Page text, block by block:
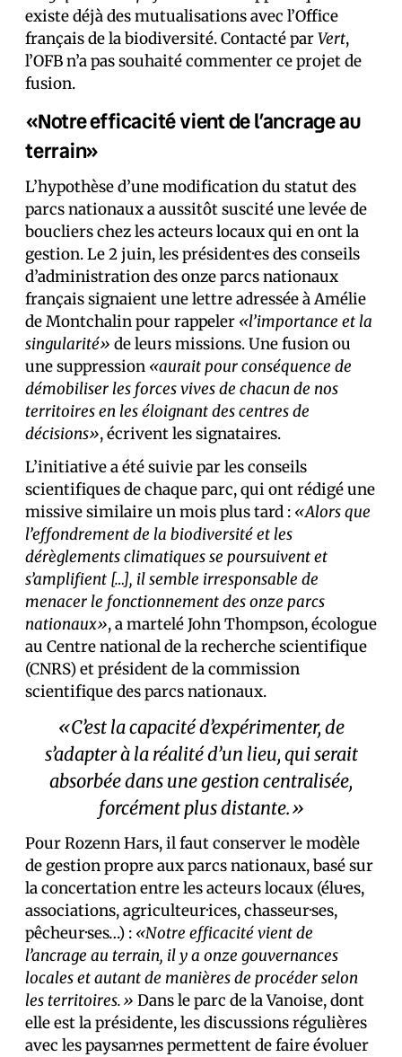
existe déjà des mutualisations avec l’Office
français de la biodiversité. Contacté parVert,
l’OFB n’a pas souhaité commenter ce projet de
fusion.
«Notre efficacité vient de l’ancrage au
terrain»
L’hypothèse d’une modification du statut des
parcs nationaux a aussitôt suscité une levée de
boucliers chez les acteurs locaux qui en ont la
gestion. Le 2 juin, les président·es des conseils
d’administration des onze parcs nationaux
français signaient une lettre adressée à Amélie
de Montchalin pour rappeler «l’importance et la
singularité» de leurs missions. Une fusion ou
une suppression «aurait pour conséquence de
démobiliser les forces vives de chacun de nos
territoires en les éloignant des centres de
décisions», écrivent les signataires.
L’initiative a été suivie par les conseils
scientifiques de chaque parc, qui ont rédigé une
missive similaire un mois plus tard : «Alors que
l’effondrement de la biodiversité et les
dérèglements climatiques se poursuivent et
s’amplifient […], il semble irresponsable de
menacer le fonctionnement des onze parcs
nationaux», a martelé John Thompson, écologue
au Centre national de la recherche scientifique
(CNRS) et président de la commission
scientifique des parcs nationaux.
«C’est la capacité d’expérimenter, de
s’adapter à la réalité d’un lieu, qui serait
absorbée dans une gestion centralisée,
forcément plus distante.»
Pour Rozenn Hars, il faut conserver le modèle
de gestion propre aux parcs nationaux, basé sur
la concertation entre les acteurs locaux (élu·es,
associations, agriculteur·ices, chasseur·ses,
pêcheur·ses…) : «Notre efficacité vient de
l’ancrage au terrain, il y a onze gouvernances
locales et autant de manières de procéder selon
les territoires.» Dans le parc de la Vanoise, dont
elle est la présidente, les discussions régulières
avec les paysan·nes permettent de faire évoluer